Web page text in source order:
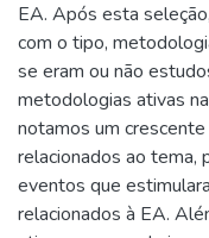
EA. Após esta
com o tipo,
se eram ou não
metodologias ativas
notamos um
relacionados ao tema,
eventos que
relacionados à EA.